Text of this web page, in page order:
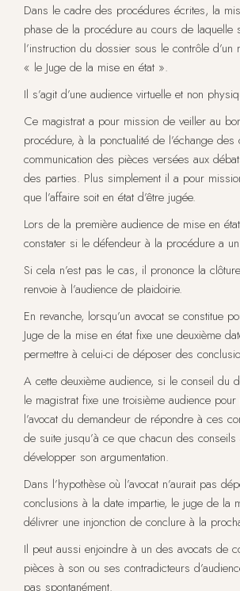
Dans le cadre des procédures écrites, la
phase de la procédure au cours de laquelle
l’instruction du dossier sous le contrôle d’un
« le Juge de la mise en état ».
Il s’agit d’une audience virtuelle et non
Ce magistrat a pour mission de veiller au
procédure, à la ponctualité de l’échange
communication des pièces versées aux
des parties. Plus simplement il a pour
que l’affaire soit en état d’être jugée.
Lors de la première audience de mise en
constater si le défendeur à la procédure a
Si cela n’est pas le cas, il prononce la
renvoie à l’audience de plaidoirie.
En revanche, lorsqu’un avocat se constitue
Juge de la mise en état fixe une deuxième
permettre à celui-ci de déposer des
A cette deuxième audience, si le conseil du
le magistrat fixe une troisième audience pour
l’avocat du demandeur de répondre à ces
de suite jusqu’à ce que chacun des
développer son argumentation.
Dans l’hypothèse où l’avocat n’aurait pas
conclusions à la date impartie, le juge de la
délivrer une injonction de conclure à la
Il peut aussi enjoindre à un des avocats de
pièces à son ou ses contradicteurs
pas spontanément.